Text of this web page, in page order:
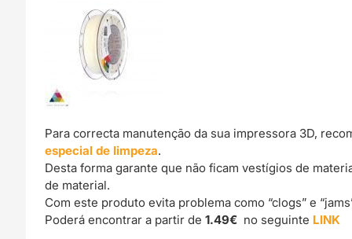
Para correcta manutenção da sua impressora 3D,
especial de limpeza.
Desta forma garante que não ficam vestígios de
de material.
Com este produto evita problema como “clogs” e
Poderá encontrar a partir de1.49€ no seguinte LINK